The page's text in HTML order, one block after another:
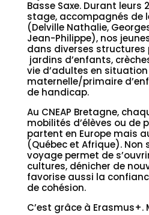
Basse Saxe. Durant leurs
stage, accompagnés de
(Delville Nathalie,
Jean-Philippe), nos
dans diverses structures
jardins d’enfants,
vie d’adultes en
maternelle/primaire
de handicap.
Au CNEAP Bretagne,
mobilités d’élèves ou de
partent en Europe mais
(Québec et Afrique). Non
voyage permet de
cultures, dénicher de
favorise aussi la
de cohésion.
C’est grâce à Erasmus+.